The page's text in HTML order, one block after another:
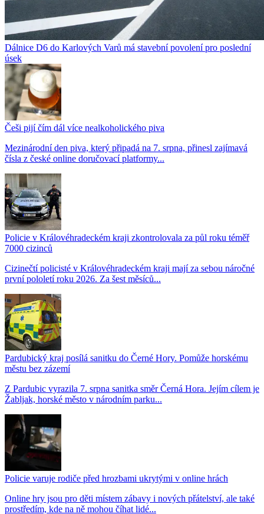
Dálnice D6 do Karlových Varů má stavební povolení pro poslední
úsek
Češi pijí čím dál více nealkoholického piva
Mezinárodní den piva, který připadá na 7. srpna, přinesl zajímavá
čísla z české online doručovací platformy...
Policie v Královéhradeckém kraji zkontrolovala za půl roku téměř
7000 cizinců
Cizinečtí policisté v Královéhradeckém kraji mají za sebou náročné
první pololetí roku 2026. Za šest měsíců...
Pardubický kraj posílá sanitku do Černé Hory. Pomůže horskému
městu bez zázemí
Z Pardubic vyrazila 7. srpna sanitka směr Černá Hora. Jejím cílem je
Žabljak, horské město v národním parku...
Policie varuje rodiče před hrozbami ukrytými v online hrách
Online hry jsou pro děti místem zábavy i nových přátelství, ale také
prostředím, kde na ně mohou číhat lidé...